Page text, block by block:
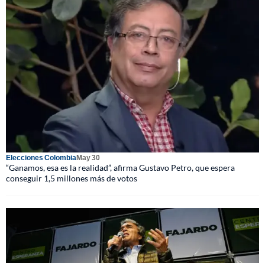
Elecciones ColombiaMay 30
“Ganamos, esa es la realidad”, afirma Gustavo Petro, que espera
conseguir 1,5 millones más de votos